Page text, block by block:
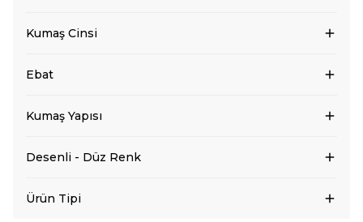
Kumaş Cinsi
Ebat
Kumaş Yapısı
Desenli - Düz Renk
Ürün Tipi